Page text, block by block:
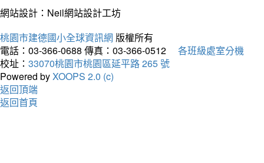
網站設計：Neil網站設計工坊
桃園市建德國小全球資訊網 版權所有
電話：03-366-0688 傳真：03-366-0512
各班級處室分機
校址： 33070桃園市桃園區延平路 265 號
Powered byXOOPS 2.0 (c)
返回頂端
返回首頁